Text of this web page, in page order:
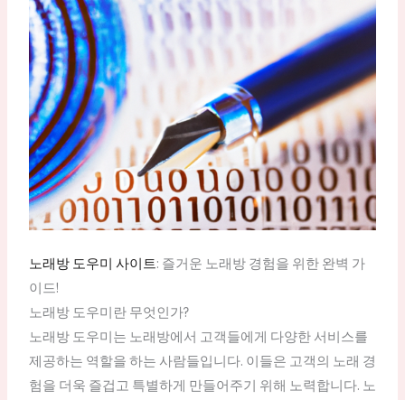
노래방 도우미 사이트: 즐거운 노래방 경험을 위한 완벽 가
이드!
노래방 도우미란 무엇인가?
노래방 도우미는 노래방에서 고객들에게 다양한 서비스를
제공하는 역할을 하는 사람들입니다. 이들은 고객의 노래 경
험을 더욱 즐겁고 특별하게 만들어주기 위해 노력합니다. 노